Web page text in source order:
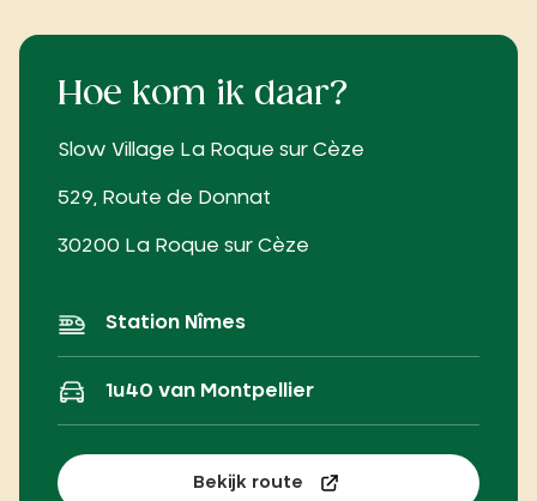
Hoe kom ik daar?
Slow Village La Roque sur Cèze
529, Route de Donnat
30200 La Roque sur Cèze
Station Nîmes
1u40 van Montpellier
Bekijk route